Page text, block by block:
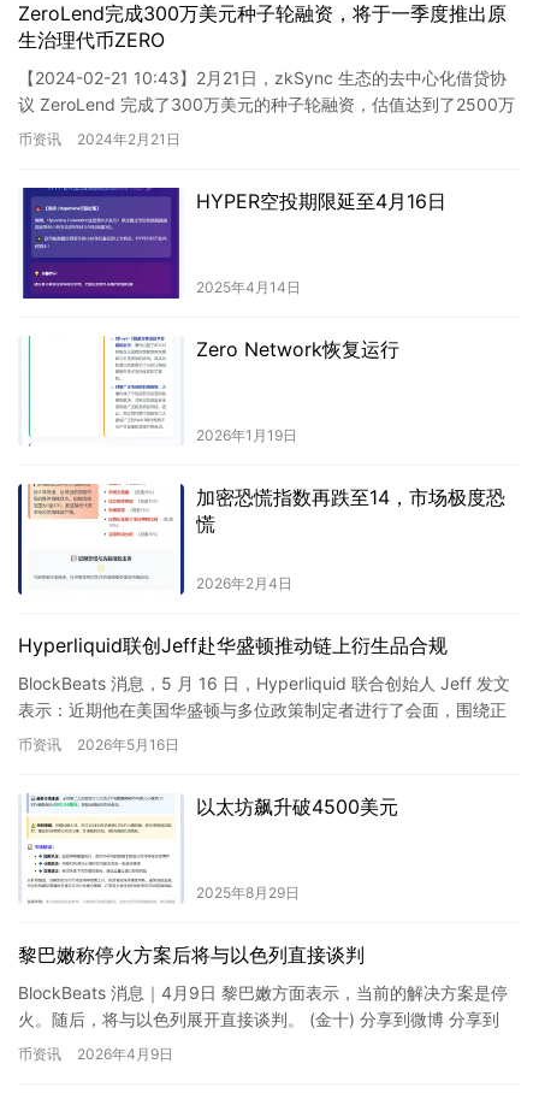
ZeroLend完成300万美元种子轮融资，将于一季度推出原
生治理代币ZERO
【2024-02-21 10:43】2月21日，zkSync 生态的去中心化借贷协
议 ZeroLend 完成了300万美元的种子轮融资，估值达到了2500万
美元。投资方包括 Mom…
币资讯 2024年2月21日
HYPER空投期限延至4月16日
2025年4月14日
Zero Network恢复运行
2026年1月19日
加密恐慌指数再跌至14，市场极度恐
慌
2026年2月4日
Hyperliquid联创Jeff赴华盛顿推动链上衍生品合规
BlockBeats 消息，5 月 16 日，Hyperliquid 联合创始人 Jeff 发文
表示：近期他在美国华盛顿与多位政策制定者进行了会面，围绕正
在推进的「Clarity …
币资讯 2026年5月16日
以太坊飙升破4500美元
2025年8月29日
黎巴嫩称停火方案后将与以色列直接谈判
BlockBeats 消息｜4月9日 黎巴嫩方面表示，当前的解决方案是停
火。随后，将与以色列展开直接谈判。 (金十) 分享到微博 分享到
Facebook 分享到 Twitter
币资讯 2026年4月9日